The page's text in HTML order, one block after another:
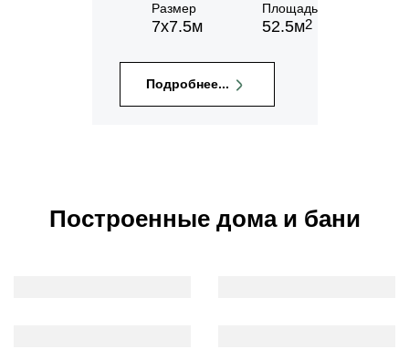
Размер
7х7.5м
Площадь
52.5м2
Подробнее...
Построенные дома и бани